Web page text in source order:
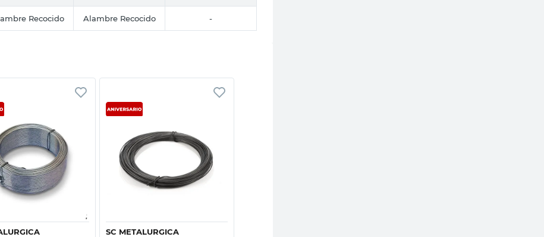
Recocido Alambre Recocido -
Vista rápida Vista rápida
SC METALURGICA